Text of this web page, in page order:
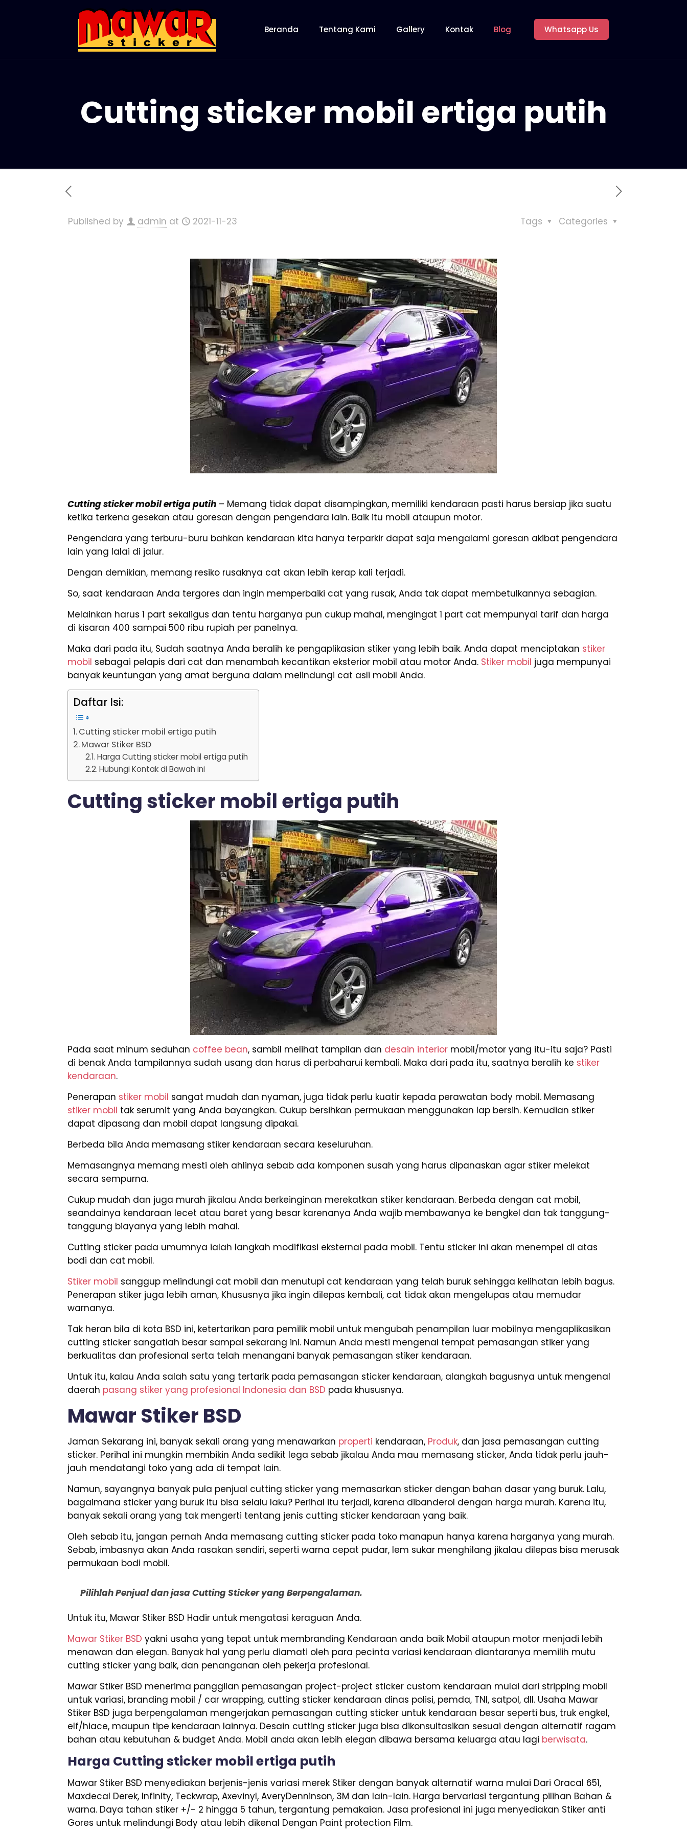
Beranda Tentang Kami Gallery Kontak Blog Whatsapp Us
Cutting sticker mobil ertiga putih
Published by admin at 2021-11-23 Categories
Tags
Cutting sticker mobil ertiga putih – Memang tidak dapat disampingkan, memiliki kendaraan pasti harus bersiap jika suatu
ketika terkena gesekan atau goresan dengan pengendara lain. Baik itu mobil ataupun motor.
Pengendara yang terburu-buru bahkan kendaraan kita hanya terparkir dapat saja mengalami goresan akibat pengendara
lain yang lalai di jalur.
Dengan demikian, memang resiko rusaknya cat akan lebih kerap kali terjadi.
So, saat kendaraan Anda tergores dan ingin memperbaiki cat yang rusak, Anda tak dapat membetulkannya sebagian.
Melainkan harus 1 part sekaligus dan tentu harganya pun cukup mahal, mengingat 1 part cat mempunyai tarif dan harga
di kisaran 400 sampai 500 ribu rupiah per panelnya.
Maka dari pada itu, Sudah saatnya Anda beralih ke pengaplikasian stiker yang lebih baik. Anda dapat menciptakan stiker
mobil sebagai pelapis dari cat dan menambah kecantikan eksterior mobil atau motor Anda. Stiker mobil juga mempunyai
banyak keuntungan yang amat berguna dalam melindungi cat asli mobil Anda.
Daftar Isi:
Cutting sticker mobil ertiga putih
Mawar Stiker BSD
Harga Cutting sticker mobil ertiga putih
Hubungi Kontak di Bawah ini
Cutting sticker mobil ertiga putih
Pada saat minum seduhan coffee bean, sambil melihat tampilan dan desain interior mobil/motor yang itu-itu saja? Pasti
di benak Anda tampilannya sudah usang dan harus di perbaharui kembali. Maka dari pada itu, saatnya beralih ke stiker
kendaraan.
Penerapan stiker mobil sangat mudah dan nyaman, juga tidak perlu kuatir kepada perawatan body mobil. Memasang
stiker mobil tak serumit yang Anda bayangkan. Cukup bersihkan permukaan menggunakan lap bersih. Kemudian stiker
dapat dipasang dan mobil dapat langsung dipakai.
Berbeda bila Anda memasang stiker kendaraan secara keseluruhan.
Memasangnya memang mesti oleh ahlinya sebab ada komponen susah yang harus dipanaskan agar stiker melekat
secara sempurna.
Cukup mudah dan juga murah jikalau Anda berkeinginan merekatkan stiker kendaraan. Berbeda dengan cat mobil,
seandainya kendaraan lecet atau baret yang besar karenanya Anda wajib membawanya ke bengkel dan tak tanggung-
tanggung biayanya yang lebih mahal.
Cutting sticker pada umumnya ialah langkah modifikasi eksternal pada mobil. Tentu sticker ini akan menempel di atas
bodi dan cat mobil.
Stiker mobil sanggup melindungi cat mobil dan menutupi cat kendaraan yang telah buruk sehingga kelihatan lebih bagus.
Penerapan stiker juga lebih aman, Khususnya jika ingin dilepas kembali, cat tidak akan mengelupas atau memudar
warnanya.
Tak heran bila di kota BSD ini, ketertarikan para pemilik mobil untuk mengubah penampilan luar mobilnya mengaplikasikan
cutting sticker sangatlah besar sampai sekarang ini. Namun Anda mesti mengenal tempat pemasangan stiker yang
berkualitas dan profesional serta telah menangani banyak pemasangan stiker kendaraan.
Untuk itu, kalau Anda salah satu yang tertarik pada pemasangan sticker kendaraan, alangkah bagusnya untuk mengenal
daerah pasang stiker yang profesional Indonesia dan BSD pada khususnya.
Mawar Stiker BSD
Jaman Sekarang ini, banyak sekali orang yang menawarkan properti kendaraan, Produk, dan jasa pemasangan cutting
sticker. Perihal ini mungkin membikin Anda sedikit lega sebab jikalau Anda mau memasang sticker, Anda tidak perlu jauh-
jauh mendatangi toko yang ada di tempat lain.
Namun, sayangnya banyak pula penjual cutting sticker yang memasarkan sticker dengan bahan dasar yang buruk. Lalu,
bagaimana sticker yang buruk itu bisa selalu laku? Perihal itu terjadi, karena dibanderol dengan harga murah. Karena itu,
banyak sekali orang yang tak mengerti tentang jenis cutting sticker kendaraan yang baik.
Oleh sebab itu, jangan pernah Anda memasang cutting sticker pada toko manapun hanya karena harganya yang murah.
Sebab, imbasnya akan Anda rasakan sendiri, seperti warna cepat pudar, lem sukar menghilang jikalau dilepas bisa merusak
permukaan bodi mobil.
Pilihlah Penjual dan jasa Cutting Sticker yang Berpengalaman.
Untuk itu, Mawar Stiker BSD Hadir untuk mengatasi keraguan Anda.
Mawar Stiker BSD yakni usaha yang tepat untuk membranding Kendaraan anda baik Mobil ataupun motor menjadi lebih
menawan dan elegan. Banyak hal yang perlu diamati oleh para pecinta variasi kendaraan diantaranya memilih mutu
cutting sticker yang baik, dan penanganan oleh pekerja profesional.
Mawar Stiker BSD menerima panggilan pemasangan project-project sticker custom kendaraan mulai dari stripping mobil
untuk variasi, branding mobil / car wrapping, cutting sticker kendaraan dinas polisi, pemda, TNI, satpol, dll. Usaha Mawar
Stiker BSD juga berpengalaman mengerjakan pemasangan cutting sticker untuk kendaraan besar seperti bus, truk engkel,
elf/hiace, maupun tipe kendaraan lainnya. Desain cutting sticker juga bisa dikonsultasikan sesuai dengan alternatif ragam
bahan atau kebutuhan & budget Anda. Mobil anda akan lebih elegan dibawa bersama keluarga atau lagi berwisata.
Harga Cutting sticker mobil ertiga putih
Mawar Stiker BSD menyediakan berjenis-jenis variasi merek Stiker dengan banyak alternatif warna mulai Dari Oracal 651,
Maxdecal Derek, Infinity, Teckwrap, Axevinyl, AveryDenninson, 3M dan lain-lain. Harga bervariasi tergantung pilihan Bahan &
warna. Daya tahan stiker +/- 2 hingga 5 tahun, tergantung pemakaian. Jasa profesional ini juga menyediakan Stiker anti
Gores untuk melindungi Body atau lebih dikenal Dengan Paint protection Film.